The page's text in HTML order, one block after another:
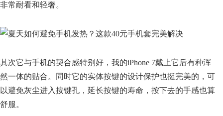
非常耐看和轻奢。
其次它与手机的契合感特别好，我的iPhone 7戴上它后有种浑
然一体的贴合。同时它的实体按键的设计保护也挺完美的，可
以避免灰尘进入按键孔，延长按键的寿命，按下去的手感也算
舒服。